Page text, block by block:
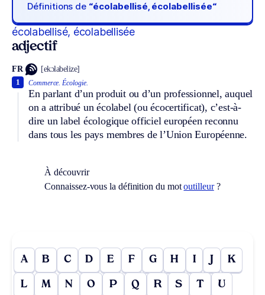
Définitions de “écolabellisé, écolabellisée“
écolabellisé, écolabellisée
adjectif
FR [ekɔlabelize]
Commerce. Écologie.
En parlant d’un produit ou d’un professionnel, auquel
on a attribué un écolabel (ou écocertificat), c’est-à-
dire un label écologique officiel européen reconnu
dans tous les pays membres de l’Union Européenne.
1
À découvrir
Connaissez-vous la définition du motoutilleur?
A B C D E F G H I J K
L M N O P Q R S T U